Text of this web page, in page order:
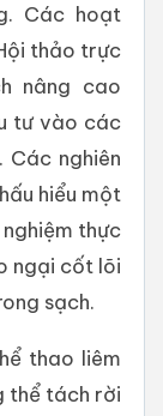
Các hoạt
thảo trực
nâng cao
tư vào các
Các nghiên
hiểu một
thực
ngại cốt lõi
sạch.
thao liêm
thể tách rời